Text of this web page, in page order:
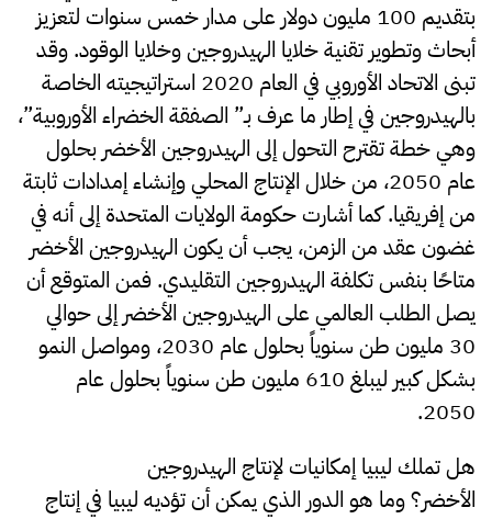
بتقديم 100 مليون دولار على مدار خمس سنوات لتعزيز
أبحاث وتطوير تقنية خلايا الهيدروجين وخلايا الوقود. وقد
تبنى الاتحاد الأوروبي في العام 2020 استراتيجيته الخاصة
بالهيدروجين في إطار ما عرف بـ” الصفقة الخضراء الأوروبية”،
وهي خطة تقترح التحول إلى الهيدروجين الأخضر بحلول
عام 2050، من خلال الإنتاج المحلي وإنشاء إمدادات ثابتة
من إفريقيا. كما أشارت حكومة الولايات المتحدة إلى أنه في
غضون عقد من الزمن، يجب أن يكون الهيدروجين الأخضر
متاحًا بنفس تكلفة الهيدروجين التقليدي. فمن المتوقع أن
يصل الطلب العالمي على الهيدروجين الأخضر إلى حوالي
30 مليون طن سنوياً بحلول عام 2030، ومواصل النمو
بشكل كبير ليبلغ 610 مليون طن سنوياً بحلول عام
2050.
هلتملك ليبيا إمكانيات لإنتاج الهيدروجين
الأخضر؟وما هو الدور الذي يمكن أن تؤديه ليبيا في إنتاج